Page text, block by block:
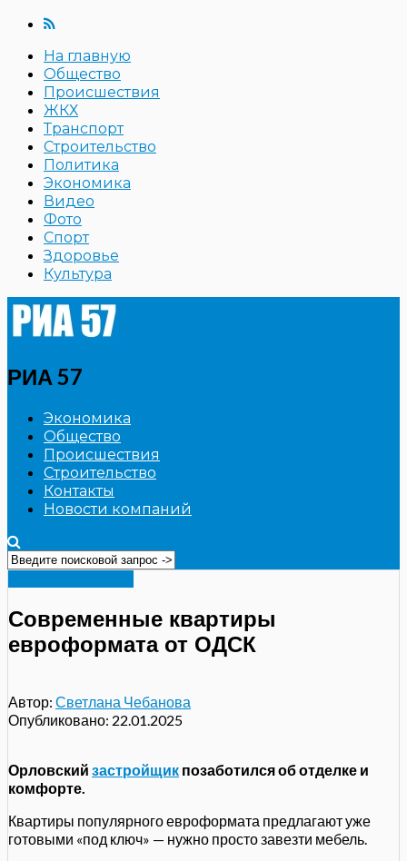
На главную
Общество
Происшествия
ЖКХ
Транспорт
Строительство
Политика
Экономика
Видео
Фото
Спорт
Здоровье
Культура
РИА 57
Экономика
Общество
Происшествия
Строительство
Контакты
Новости компаний
Современные квартиры
евроформата от ОДСК
Автор: Светлана Чебанова
Опубликовано: 22.01.2025
Орловский застройщик позаботился об отделке и
комфорте.
Квартиры популярного евроформата предлагают уже
готовыми «под ключ» — нужно просто завезти мебель.